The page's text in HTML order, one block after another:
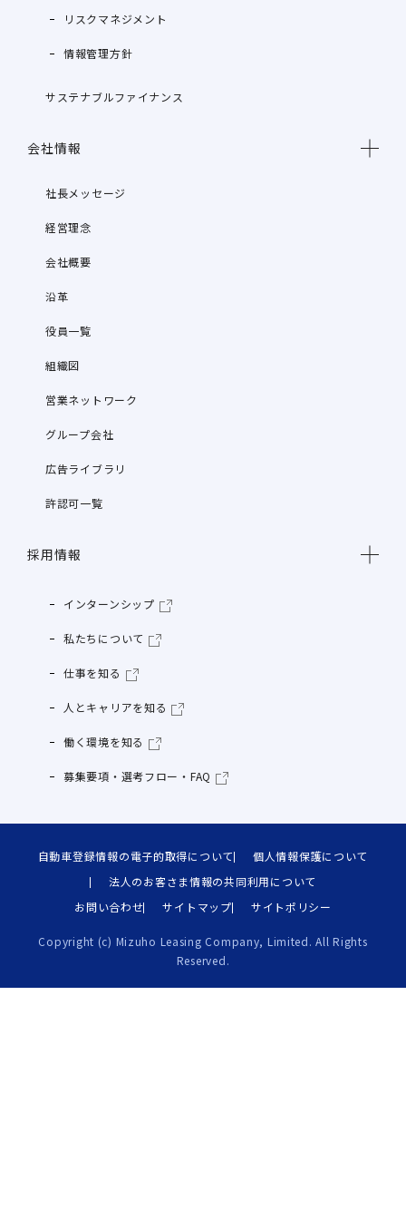
リスクマネジメント
情報管理方針
サステナブルファイナンス
会社情報
社長メッセージ
経営理念
会社概要
沿革
役員一覧
組織図
営業ネットワーク
グループ会社
広告ライブラリ
許認可一覧
採用情報
インターンシップ
私たちについて
仕事を知る
人とキャリアを知る
働く環境を知る
募集要項・選考フロー・FAQ
自動車登録情報の電子的取得について
個人情報保護について
法人のお客さま情報の共同利用について
お問い合わせ
サイトマップ サイトポリシー
Copyright (c) Mizuho Leasing Company, Limited. All Rights
Reserved.